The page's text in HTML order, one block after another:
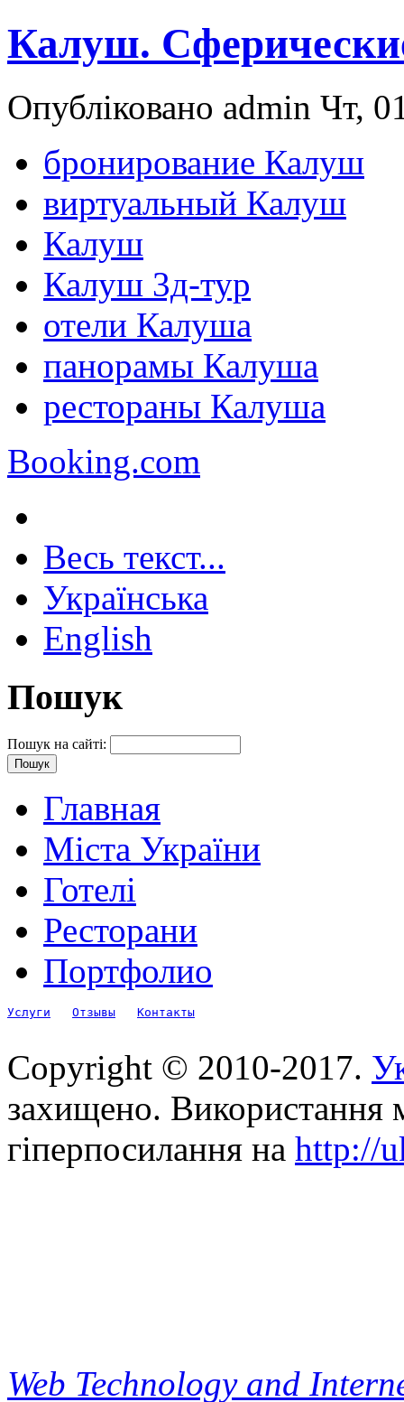
Калуш.
Опубліковано admin Чт,
бронирование Калуш
виртуальный Калуш
Калуш
Калуш 3д-тур
отели Калуша
панорамы Калуша
рестораны Калуша
Booking.com
Весь текст...
Українська
English
Пошук
Пошук на сайті:
Главная
Міста України
Готелі
Ресторани
Портфолио
Услуги Отзывы Контакты
Copyright © 2010-2017.
захищено. Використання
гіперпосилання на http://
Web Technology and